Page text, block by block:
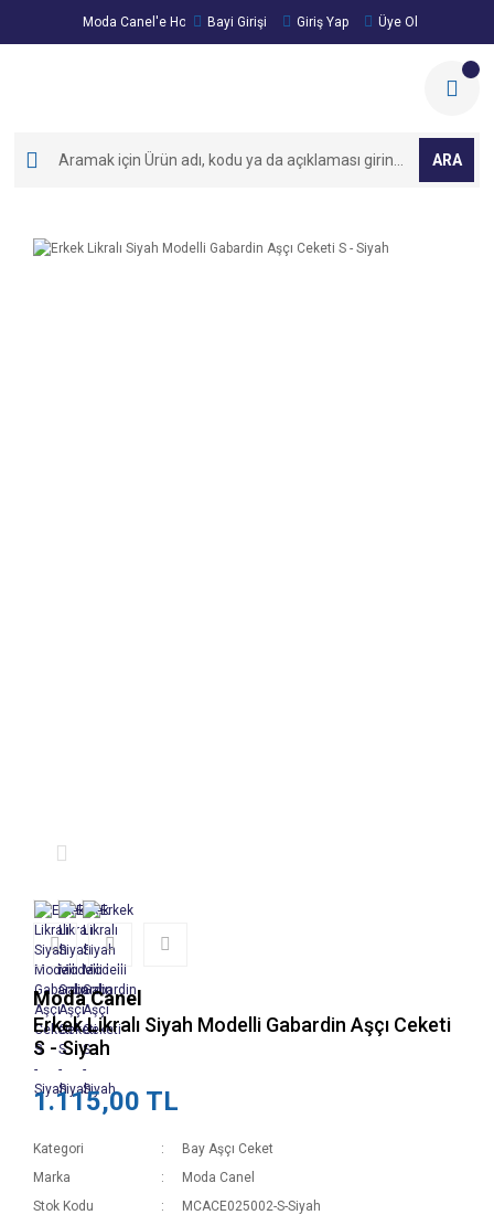
Moda Canel'e Hoşgeldiniz!
Bayi Girişi Giriş Yap Üye Ol
ARA
Moda Canel
Erkek Likralı Siyah Modelli Gabardin Aşçı Ceketi
S - Siyah
1.115,00 TL
Kategori
Bay Aşçı Ceket
Marka
Moda Canel
Stok Kodu
MCACE025002-S-Siyah